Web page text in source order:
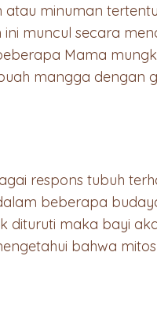
atau minuman
muncul secara
Mama
mangga dengan
respons tubuh
beberapa
dituruti maka bayi
bahwa